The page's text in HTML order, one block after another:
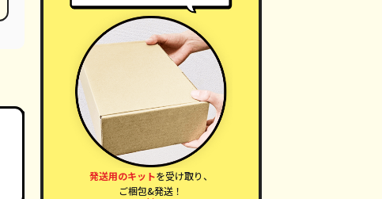
発送用のキットを受け取り、
ご梱包&発送！